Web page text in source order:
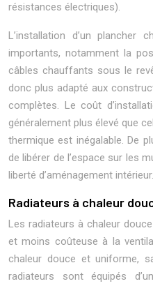
résistances électriques).
L’installation d’un plancher
importants, notamment la
câbles chauffants sous le
donc plus adapté aux
complètes. Le coût
généralement plus élevé que
thermique est inégalable. De
de libérer de l’espace sur les
liberté d’aménagement intérieur.
Radiateurs à chaleur
Les radiateurs à chaleur
et moins coûteuse à la
chaleur douce et uniforme,
radiateurs sont équipés